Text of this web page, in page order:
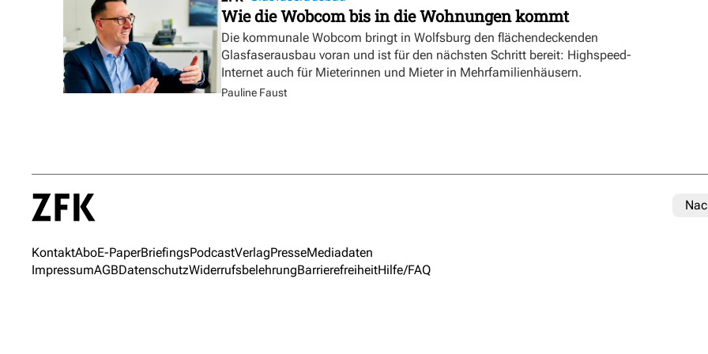
Wie die Wobcom bis in die Wohnungen kommt
Die kommunale Wobcom bringt in Wolfsburg den flächendeckenden
Glasfaserausbau voran und ist für den nächsten Schritt bereit: Highspeed-
Internet auch für Mieterinnen und Mieter in Mehrfamilienhäusern.
Pauline Faust
KontaktAboE-PaperBriefingsPodcastVerlagPresseMediadaten
ImpressumAGBDatenschutzWiderrufsbelehrungBarrierefreiheitHilfe/FAQ